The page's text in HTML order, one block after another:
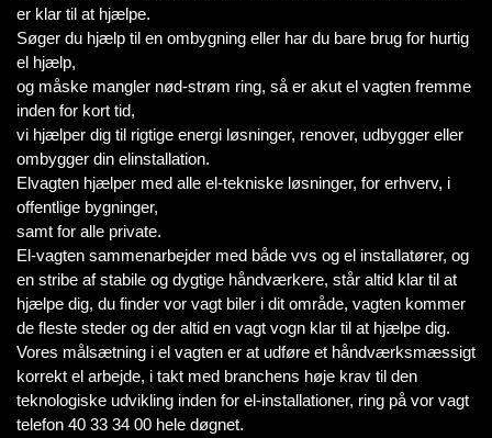
er klar til at hjælpe.
Søger du hjælp til en ombygning eller har du bare brug for hurtig
el hjælp,
og måske mangler nød-strøm ring, så er akut el vagten fremme
inden for kort tid,
vi hjælper dig til rigtige energi løsninger, renover, udbygger eller
ombygger din elinstallation.
Elvagten hjælper med alle el-tekniske løsninger, for erhverv, i
offentlige bygninger,
samt for alle private.
El-vagten sammenarbejder med både vvs og el installatører, og
en stribe af stabile og dygtige håndværkere, står altid klar til at
hjælpe dig, du finder vor vagt biler i dit område, vagten kommer
de fleste steder og der altid en vagt vogn klar til at hjælpe dig.
Vores målsætning i el vagten er at udføre et håndværksmæssigt
korrekt el arbejde, i takt med branchens høje krav til den
teknologiske udvikling inden for el-installationer, ring på vor vagt
telefon 40 33 34 00 hele døgnet.